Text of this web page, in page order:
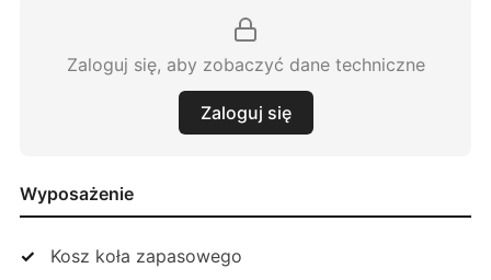
Zaloguj się, aby zobaczyć dane techniczne
Zaloguj się
Wyposażenie
Kosz koła zapasowego